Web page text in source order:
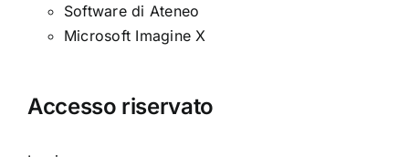
Software di Ateneo
Microsoft Imagine X
Accesso riservato